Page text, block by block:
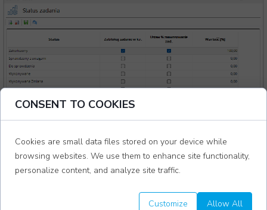
CONSENT TO COOKIES
Cookies are small data files stored on your device while
browsing websites. We use them to enhance site functionality,
personalize content, and analyze site traffic.
Customize Allow All